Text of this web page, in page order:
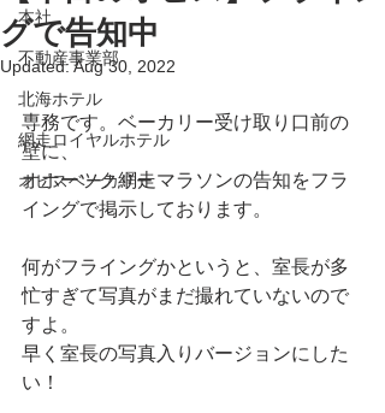
本社
不動産事業部
北海ホテル
網走ロイヤルホテル
オピスベーカリー
グで告知中
Updated:Aug 30, 2022
専務です。ベーカリー受け取り口前の
壁に、
オホーツク網走マラソンの告知をフラ
イングで掲示しております。
何がフライングかというと、室長が多
忙すぎて写真がまだ撮れていないので
すよ。
早く室長の写真入りバージョンにした
い！